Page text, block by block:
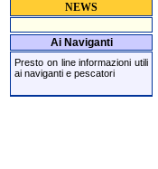
NEWS
Ai Naviganti
Presto on line informazioni utili
ai naviganti e pescatori